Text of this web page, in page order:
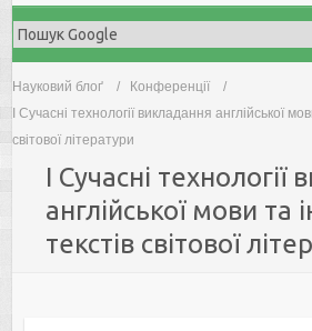
Науковий блоґ
Конференції
I Cучасні технології викладання англійської
світової літератури
I Cучасні технології
англійської мови та
текстів світової